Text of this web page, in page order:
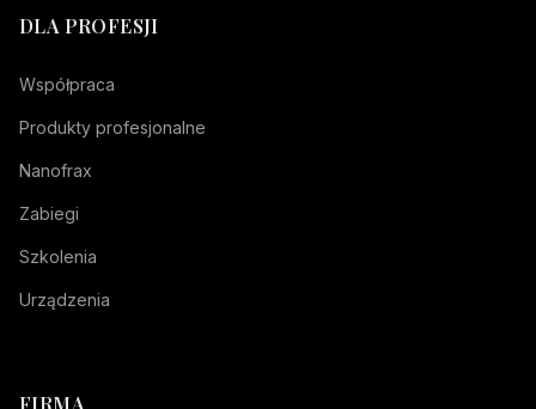
DLA PROFESJI
Współpraca
Produkty profesjonalne
Nanofrax
Zabiegi
Szkolenia
Urządzenia
FIRMA